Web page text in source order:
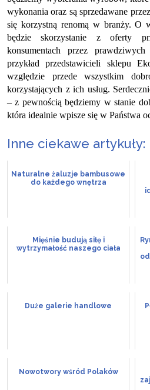
wykonania oraz są sprzedawane
się korzystną renomą w branży. O
będzie skorzystanie z oferty
konsumentach przez
przykład przedstawicieli sklepu
względzie przede wszystkim
korzystających z ich usług.
– z pewnością będziemy w stanie
która idealnie wpisze się w Państwa
Inne ciekawe artykuły:
Naturalne żaluzje bambusowe
do każdego wnętrza
Mięśnie budują siłę i
wytrzymałość naszego ciała
Duże galerie handlowe
Nowotwory wśród Polaków